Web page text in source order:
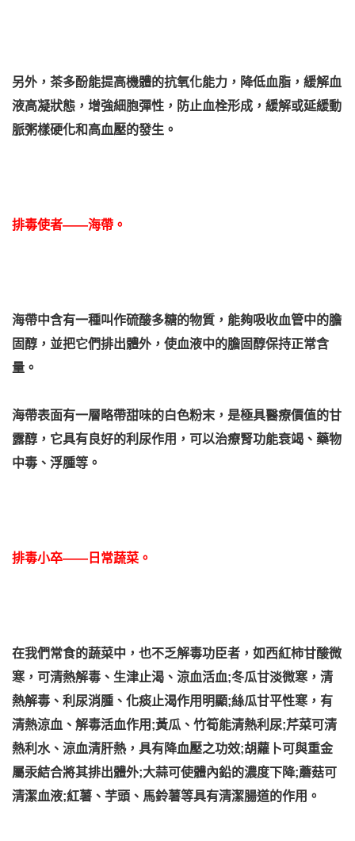
另外，茶多酚能提高機體的抗氧化能力，降低血脂，緩解血
液高凝狀態，增強細胞彈性，防止血栓形成，緩解或延緩動
脈粥樣硬化和高血壓的發生。
排毒使者——海帶。
海帶中含有一種叫作硫酸多糖的物質，能夠吸收血管中的膽
固醇，並把它們排出體外，使血液中的膽固醇保持正常含
量。
海帶表面有一層略帶甜味的白色粉末，是極具醫療價值的甘
露醇，它具有良好的利尿作用，可以治療腎功能衰竭、藥物
中毒、浮腫等。
排毒小卒——日常蔬菜。
在我們常食的蔬菜中，也不乏解毒功臣者，如西紅柿甘酸微
寒，可清熱解毒、生津止渴、涼血活血;冬瓜甘淡微寒，清
熱解毒、利尿消腫、化痰止渴作用明顯;絲瓜甘平性寒，有
清熱涼血、解毒活血作用;黃瓜、竹筍能清熱利尿;芹菜可清
熱利水、涼血清肝熱，具有降血壓之功效;胡蘿卜可與重金
屬汞結合將其排出體外;大蒜可使體內鉛的濃度下降;蘑菇可
清潔血液;紅薯、芋頭、馬鈴薯等具有清潔腸道的作用。